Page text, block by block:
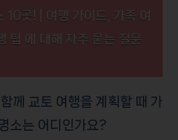
10곳! | 여행 가이드, 가족 여
팁 에 대해 자주 묻는 질문
께 교토 여행을 계획할 때 가
소는 어디인가요?